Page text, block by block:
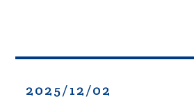
2025/12/02